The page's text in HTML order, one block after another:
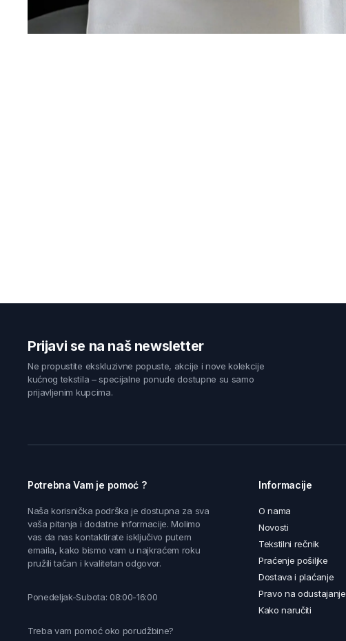
Prijavi se na naš newsletter
Ne propustite ekskluzivne popuste, akcije i nove kolekcije
kućnog tekstila – specijalne ponude dostupne su samo
prijavljenim kupcima.
Potrebna Vam je pomoć ?
Naša korisnička podrška je dostupna za sva
vaša pitanja i dodatne informacije. Molimo
vas da nas kontaktirate isključivo putem
emaila, kako bismo vam u najkraćem roku
pružili tačan i kvalitetan odgovor.
Ponedeljak-Subota: 08:00-16:00
Treba vam pomoć oko porudžbine?
Informacije
O nama
Novosti
Tekstilni rečnik
Praćenje pošiljke
Dostava i plaćanje
Pravo na odustajanje
Kako naručiti